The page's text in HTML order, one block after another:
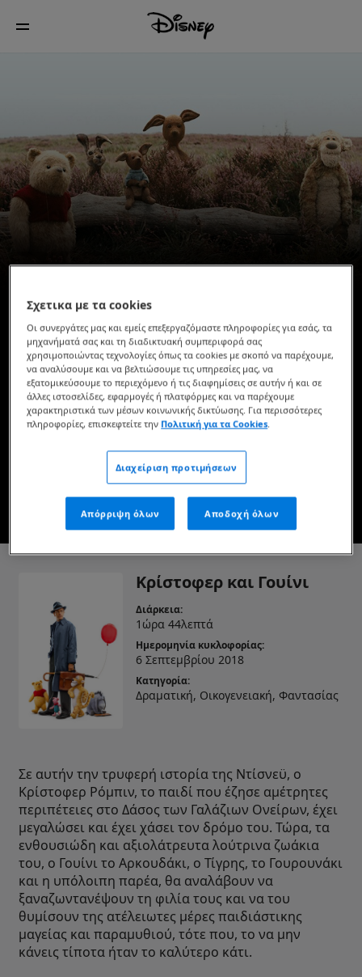
Διαθέσιμη τώρα στο Disney+* & Ψηφιακή λήψη
ΔΕΙΤΕ ΤΗΝ ΣΤΟ DISNEY+
ΑΓΟΡΑΣΤΕ ΤΗΝ ΤΑΙΝΙΑ
* Ισχύουν όροι και προϋποθέσεις
Κρίστοφερ και Γουίνι
Διάρκεια:
1ώρα 44λεπτά
Ημερομηνία κυκλοφορίας:
6 Σεπτεμβρίου 2018
Κατηγορία:
Δραματική, Οικογενειακή, Φαντασίας
Σε αυτήν την τρυφερή ιστορία της Ντίσνεϋ, ο
Κρίστοφερ Ρόμπιν, το παιδί που έζησε αμέτρητες
περιπέτειες στο Δάσος των Γαλάζιων Ονείρων, έχει
μεγαλώσει και έχει χάσει τον δρόμο του. Τώρα, τα
ενθουσιώδη και αξιολάτρευτα λούτρινα ζωάκια
του, ο Γουίνι το Αρκουδάκι, ο Τίγρης, το Γουρουνάκι
και η υπόλοιπη παρέα, θα αναλάβουν να
ξαναζωντανέψουν τη φιλία τους και να του
θυμίσουν της ατέλειωτες μέρες παιδιάστικης
μαγείας και παραμυθιού, τότε που, το να μην
κάνεις τίποτα ήταν το καλύτερο κάτι.
Σχετικα με τα cookies
Οι συνεργάτες μας και εμείς επεξεργαζόμαστε πληροφορίες για εσάς, τα
μηχανήματά σας και τη διαδικτυακή συμπεριφορά σας
χρησιμοποιώντας τεχνολογίες όπως τα cookies με σκοπό να παρέχουμε,
να αναλύσουμε και να βελτιώσουμε τις υπηρεσίες μας, να
εξατομικεύσουμε το περιεχόμενο ή τις διαφημίσεις σε αυτήν ή και σε
άλλες ιστοσελίδες, εφαρμογές ή πλατφόρμες και να παρέχουμε
χαρακτηριστικά των μέσων κοινωνικής δικτύωσης. Για περισσότερες
πληροφορίες, επισκεφτείτε την Πολιτική για τα Cookies
Διαχείριση προτιμήσεων
Απόρριψη όλων Αποδοχή όλων